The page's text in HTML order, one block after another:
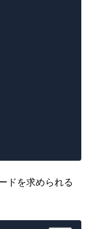
ドを求められる